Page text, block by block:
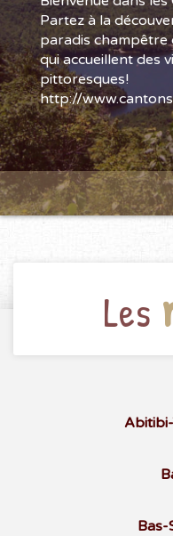
Partez à la
paradis champêtre
qui accueillent des
pittoresques!
http://
Les
Bas-